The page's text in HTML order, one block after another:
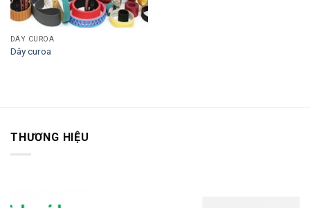
DÂY CUROA
Dây curoa
THƯƠNG HIỆU